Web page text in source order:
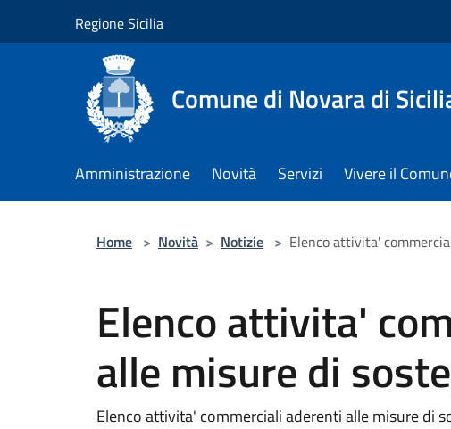
Regione Sicilia
Comune di Novara di
Amministrazione Novità Servizi Vivere il
Home > Novità > Notizie > Elenco attivita'
Elenco attivita'
alle misure di
Elenco attivita' commerciali aderenti alle misure di